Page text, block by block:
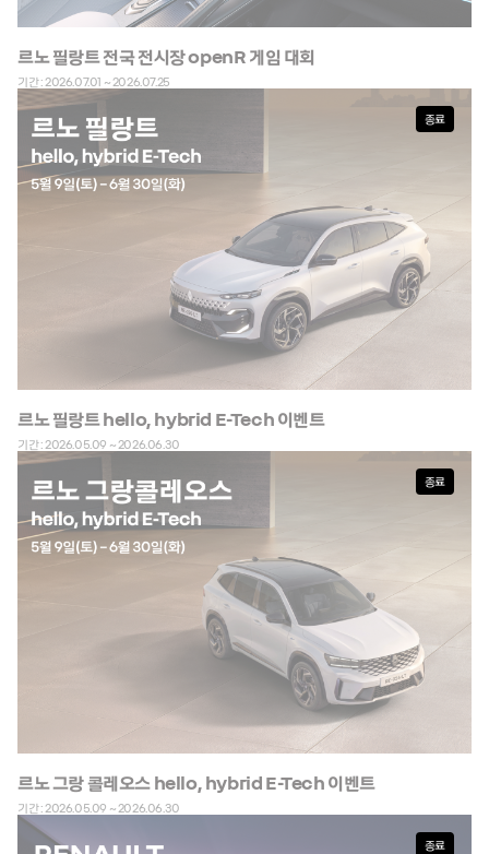
르노 필랑트 전국 전시장 openR 게임 대회
기간 : 2026.07.01 ~ 2026.07.25
종료
르노 필랑트 hello, hybrid E-Tech 이벤트
기간 : 2026.05.09 ~ 2026.06.30
종료
르노 그랑 콜레오스 hello, hybrid E-Tech 이벤트
기간 : 2026.05.09 ~ 2026.06.30
종료